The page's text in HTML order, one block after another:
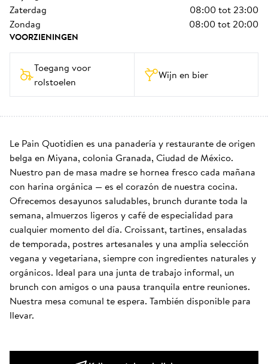
zaterdag
08:00tot23:00
zondag
08:00tot20:00
VOORZIENINGEN
Toegang voor
rolstoelen
Wijn en bier
Le Pain Quotidien es una panadería y restaurante de origen
belga en Miyana, colonia Granada, Ciudad de México.
Nuestro pan de masa madre se hornea fresco cada mañana
con harina orgánica — es el corazón de nuestra cocina.
Ofrecemos desayunos saludables, brunch durante toda la
semana, almuerzos ligeros y café de especialidad para
cualquier momento del día. Croissant, tartines, ensaladas
de temporada, postres artesanales y una amplia selección
vegana y vegetariana, siempre con ingredientes naturales y
orgánicos. Ideal para una junta de trabajo informal, un
brunch con amigos o una pausa tranquila entre reuniones.
Nuestra mesa comunal te espera. También disponible para
llevar.